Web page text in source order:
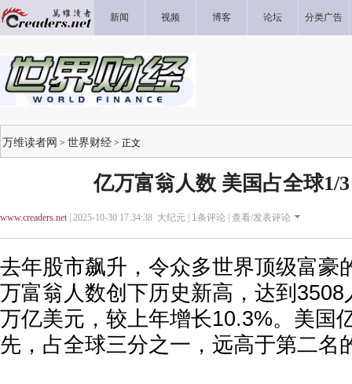
新闻 视频 博客 论坛 分类广告
万维读者网 > 世界财经 > 正文
亿万富翁人数 美国占全球1/
www.creaders.net| 2025-10-30 17:34:38 大纪元 | 1条评论 | 查看/发表评论
去年股市飙升，令众多世界顶级富豪
万富翁人数创下历史新高，达到
万亿美元，较上年增长10.3%。美国
先，占全球三分之一，远高于第二名